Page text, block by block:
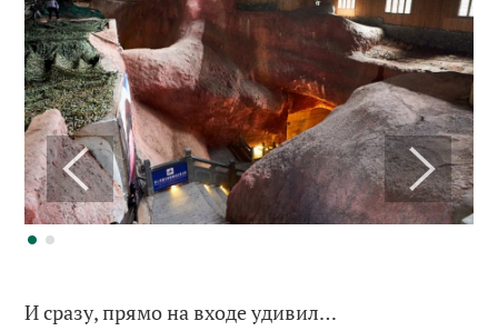
И сразу, прямо на входе удивил…